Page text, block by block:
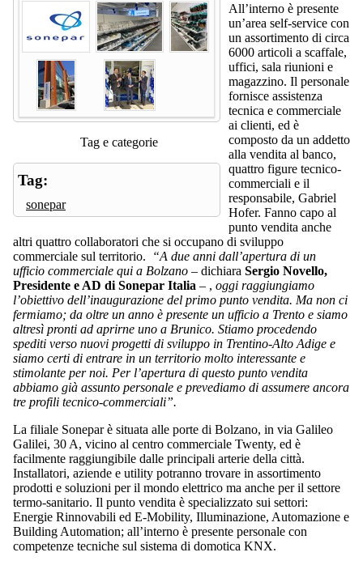
Tag e categorie
Tag:
sonepar
All’interno è presente
un’area self-service con
un assortimento di circa
6000 articoli a scaffale,
uffici, sala riunioni e
magazzino. Il personale
fornisce assistenza
tecnica e commerciale
ai clienti, ed è
composto da un addetto
alla vendita al banco,
quattro figure tecnico-
commerciali e il
responsabile, Gabriel
Hofer. Fanno capo al
punto vendita anche
altri quattro collaboratori che si occupano di sviluppo
commerciale sul territorio.
“A due anni dall’apertura di un
ufficio commerciale qui a Bolzano – dichiara Sergio Novello,
Presidente e AD di Sonepar Italia – , oggi raggiungiamo
l’obiettivo dell’inaugurazione del primo punto vendita. Ma non ci
fermiamo; da oltre un anno è presente un ufficio a Trento e siamo
altresì pronti ad aprirne uno a Brunico. Stiamo procedendo
spediti verso nuovi progetti di sviluppo in Trentino-Alto Adige e
siamo certi di entrare in un territorio molto interessante e
stimolante per noi. Per l’apertura di questo punto vendita
abbiamo già assunto personale e prevediamo di assumere ancora
tre profili tecnico-commerciali”.
La filiale Sonepar è situata alle porte di Bolzano, in via Galileo
Galilei, 30 A, vicino al centro commerciale Twenty, ed è
facilmente raggiungibile dalle principali arterie della città.
Installatori, aziende e utility potranno trovare in assortimento
prodotti e soluzioni per il mondo elettrico ma anche per il settore
termo-sanitario. Il punto vendita è specializzato sui settori:
Energie Rinnovabili ed E-Mobility, Illuminazione, Automazione e
Building Automation; all’interno è presente personale con
competenze tecniche sul sistema di domotica KNX.